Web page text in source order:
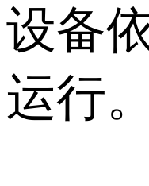
设备
运行。